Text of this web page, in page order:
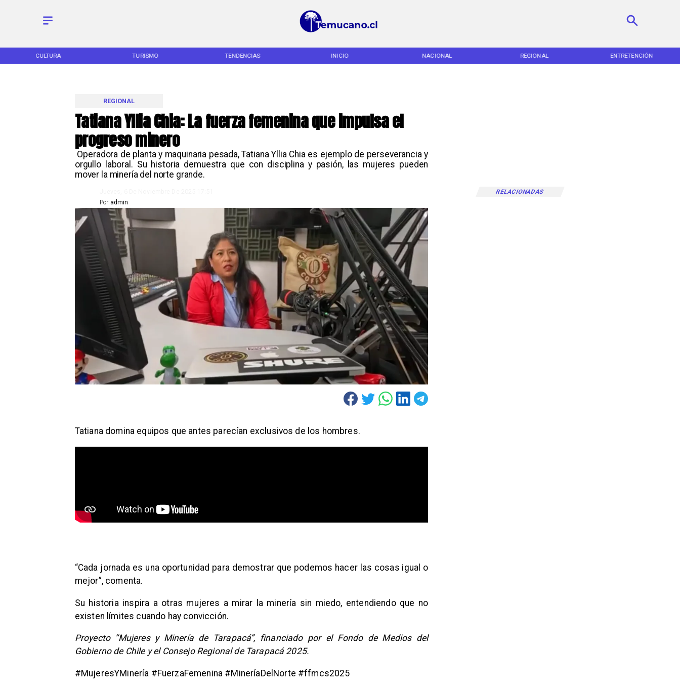
CULTURA TURISMO TENDENCIAS INICIO NACIONAL REGIONAL ENTRETENCIÓN
Tatiana Yllia Chia: La fuerza femenina que impulsa el
progreso minero
​ Operadora de planta y maquinaria pesada, Tatiana Yllia Chia es ejemplo de perseverancia y
orgullo laboral. Su historia demuestra que con disciplina y pasión, las mujeres pueden
mover la minería del norte grande. ​
REGIONAL
RELACIONADAS
admin
Por
​Tatiana domina equipos que antes parecían exclusivos de los hombres.
“Cada jornada es una oportunidad para demostrar que podemos hacer las cosas igual o
mejor”, comenta.
Su historia inspira a otras mujeres a mirar la minería sin miedo, entendiendo que no
existen límites cuando hay convicción.
Proyecto “Mujeres y Minería de Tarapacá”, financiado por el Fondo de Medios del
Gobierno de Chile y el Consejo Regional de Tarapacá 2025.
#MujeresYMinería #FuerzaFemenina #MineríaDelNorte #ffmcs2025